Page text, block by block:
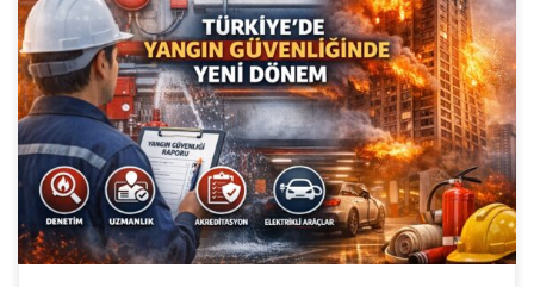
Giriş Konuşması Öncelikle hepiniz hoş geldiniz.Açıkçası hafta sonu
olduğu için bu kadar yoğun bir katılım beklemiyordum. Bu nedenle
ayrıca teşekkür ediyorum. Bu organizasyonda emeği geçen
herkese, özellikle hocamıza teşekkür ediyorum.Bu tür toplantılar
bizler için son derece kıymetli. Sahadan gelen görüşler, sorular ve
geri bildirimler bizim için yol gösterici oluyor. Bugün […]